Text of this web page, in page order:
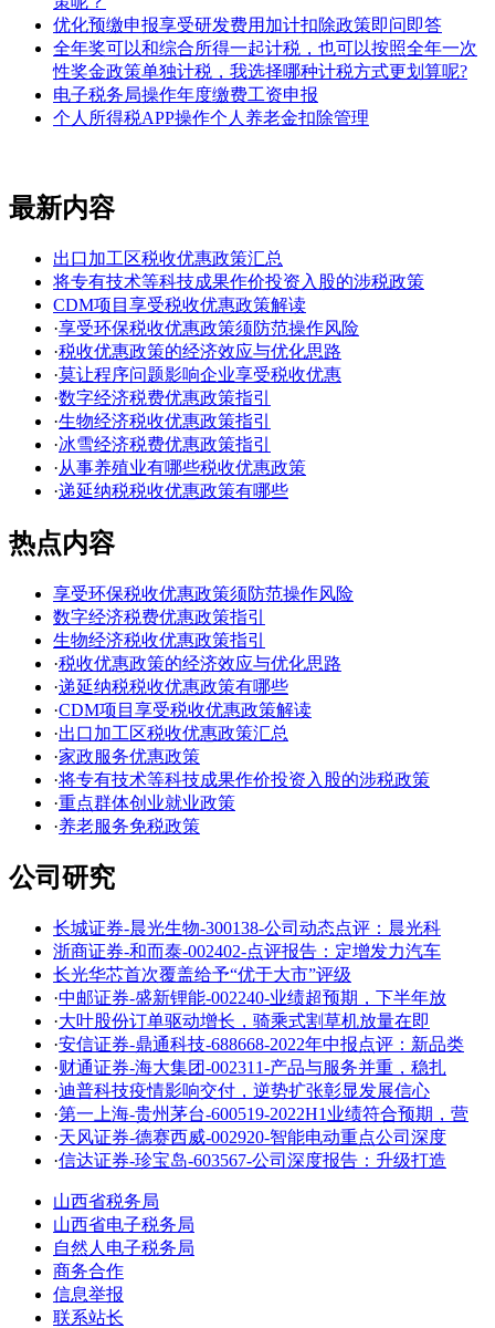
优化预缴申报享受研发费用加计扣除政策即问即答
全年奖可以和综合所得一起计税，也可以按照全年一次
性奖金政策单独计税，我选择哪种计税方式更划算呢?
电子税务局操作年度缴费工资申报
个人所得税APP操作个人养老金扣除管理
最新内容
出口加工区税收优惠政策汇总
将专有技术等科技成果作价投资入股的涉税政策
CDM项目享受税收优惠政策解读
·享受环保税收优惠政策须防范操作风险
·税收优惠政策的经济效应与优化思路
·莫让程序问题影响企业享受税收优惠
·数字经济税费优惠政策指引
·生物经济税收优惠政策指引
·冰雪经济税费优惠政策指引
·从事养殖业有哪些税收优惠政策
·递延纳税税收优惠政策有哪些
热点内容
享受环保税收优惠政策须防范操作风险
数字经济税费优惠政策指引
生物经济税收优惠政策指引
·税收优惠政策的经济效应与优化思路
·递延纳税税收优惠政策有哪些
·CDM项目享受税收优惠政策解读
·出口加工区税收优惠政策汇总
·家政服务优惠政策
·将专有技术等科技成果作价投资入股的涉税政策
·重点群体创业就业政策
·养老服务免税政策
公司研究
长城证券-晨光生物-300138-公司动态点评：晨光科
浙商证券-和而泰-002402-点评报告：定增发力汽车
长光华芯首次覆盖给予“优于大市”评级
·中邮证券-盛新锂能-002240-业绩超预期，下半年放
·大叶股份订单驱动增长，骑乘式割草机放量在即
·安信证券-鼎通科技-688668-2022年中报点评：新品类
·财通证券-海大集团-002311-产品与服务并重，稳扎
·迪普科技疫情影响交付，逆势扩张彰显发展信心
·第一上海-贵州茅台-600519-2022H1业绩符合预期，营
·天风证券-德赛西威-002920-智能电动重点公司深度
·信达证券-珍宝岛-603567-公司深度报告：升级打造
山西省税务局
山西省电子税务局
自然人电子税务局
商务合作
信息举报
联系站长